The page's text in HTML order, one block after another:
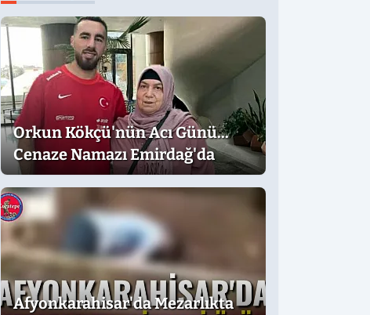
Orkun Kökçü'nün Acı Günü...
Cenaze Namazı Emirdağ'da
Afyonkarahisar'da Mezarlıkta